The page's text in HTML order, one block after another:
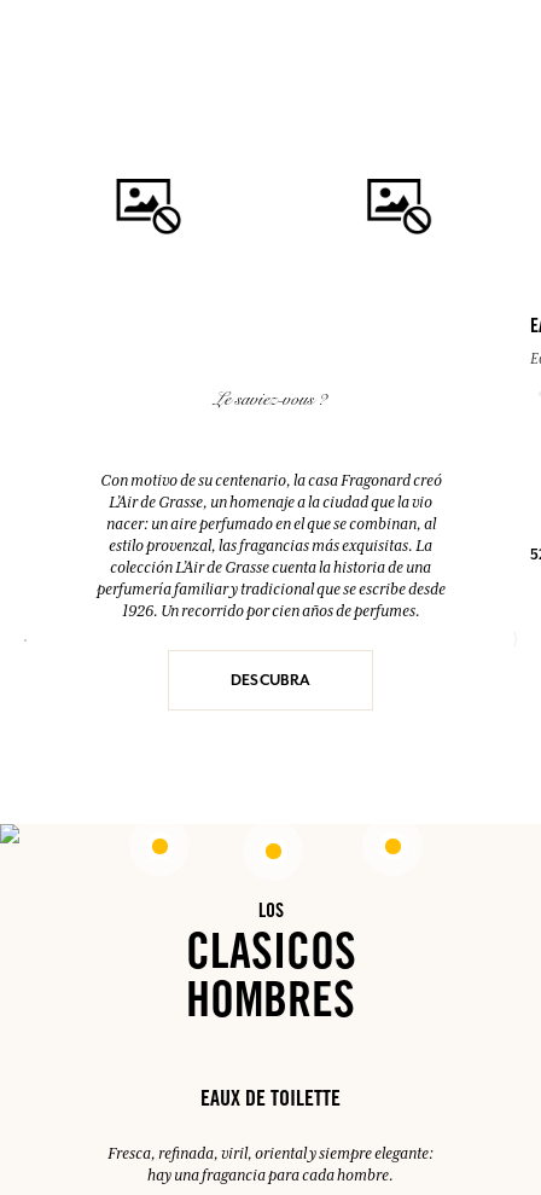
FLEUR D'ORANGER (FLOR DE
FLEUR D'ORANGER (FLOR DE
100ml
38,00 €
Le saviez-vous ?
Con motivo de su centenario, la casa Fragonard creó
L’Air de Grasse, un homenaje a la ciudad que la vio
nacer: un aire perfumado en el que se combinan, al
estilo provenzal, las fragancias más exquisitas. La
colección L’Air de Grasse cuenta la historia de una
perfumería familiar y tradicional que se escribe desde
1926. Un recorrido por cien años de perfumes.
DESCUBRA
LOS
CLASICOS
HOMBRES
EAUX DE TOILETTE
Fresca, refinada, viril, oriental y siempre elegante:
hay una fragancia para cada hombre.